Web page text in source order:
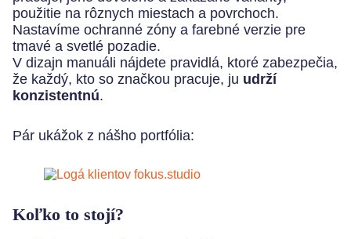
použitie na rôznych miestach a povrchoch.
Nastavíme ochranné zóny a farebné verzie pre
tmavé a svetlé pozadie.
V dizajn manuáli nájdete pravidlá, ktoré zabezpečia,
že každý, kto so značkou pracuje, ju udrží
konzistentnú.
Pár ukážok z nášho portfólia:
Koľko to stojí?